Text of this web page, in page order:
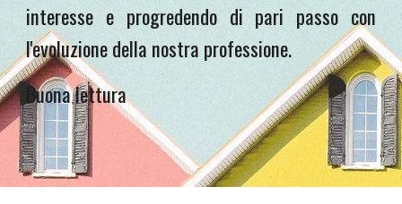
interesse e progredendo di pari passo con
l'evoluzione della nostra professione.
Buona lettura